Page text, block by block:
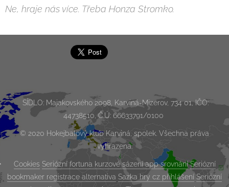
Ne, hraje nás více. Třeba Honza Stromko.
SÍDLO: Majakovského 2098, Karviná-Mizerov, 734 01, IČO:
44738510, Č.Ú: 66633791/0100
© 2020 Hokejbalový klub Karviná, spolek. Všechna práva
vyhrazena.
Cookies Seriózní fortuna kurzové sázení app srovnání Seriózní
bookmaker registrace alternativa Sazka hry cz přihlášení Seriózní